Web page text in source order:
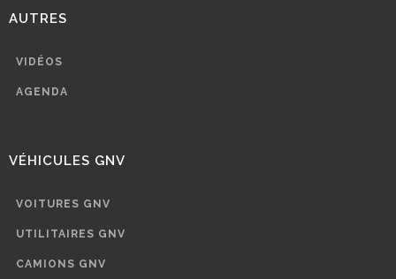
AUTRES
VIDÉOS
AGENDA
VÉHICULES GNV
VOITURES GNV
UTILITAIRES GNV
CAMIONS GNV